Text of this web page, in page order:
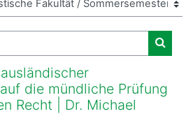
die mündliche Prüfung
Recht | Dr. Michael